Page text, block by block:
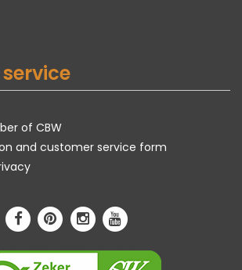
of CBW
and customer service form